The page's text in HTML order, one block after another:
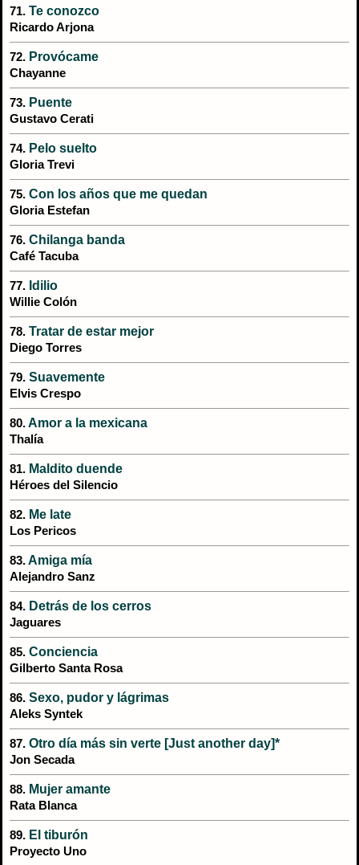
71. Te conozco
Ricardo Arjona
72. Provócame
Chayanne
73. Puente
Gustavo Cerati
74. Pelo suelto
Gloria Trevi
75. Con los años que me quedan
Gloria Estefan
76. Chilanga banda
Café Tacuba
77. Idilio
Willie Colón
78. Tratar de estar mejor
Diego Torres
79. Suavemente
Elvis Crespo
80.Amor a la mexicana
Thalía
81. Maldito duende
Héroes del Silencio
82. Me late
Los Pericos
83.Amiga mía
Alejandro Sanz
84. Detrás de los cerros
Jaguares
85. Conciencia
Gilberto Santa Rosa
86. Sexo, pudor y lágrimas
Aleks Syntek
87. Otro día más sin verte [Just another day]*
Jon Secada
88. Mujer amante
Rata Blanca
89. El tiburón
Proyecto Uno